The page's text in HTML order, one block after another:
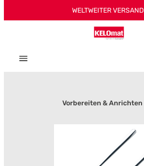
Zum Hauptinhalt springenWELTWEITER VERSAND
Vorbereiten & Anrichten